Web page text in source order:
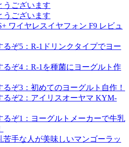
うございます
うございます
ワイヤレスイヤフォン F9 レビュ
るぞ5：R-1ドリンクタイプでヨー
るぞ4：R-1を種菌にヨーグルト作
ぞ3：初めてのヨーグルト自作！
るぞ2：アイリスオーヤマ KYM-
るぞ1：ヨーグルトメーカーで牛乳
苦手な人が美味しいマンゴーラッ